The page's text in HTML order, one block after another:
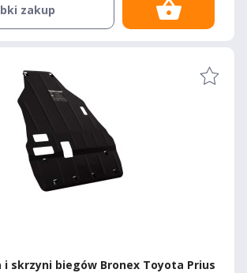
zakup
i skrzyni biegów Bronex Toyota Prius